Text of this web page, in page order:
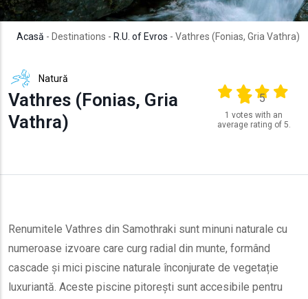
Acasă - Destinations - R.U. of Evros - Vathres (Fonias, Gria Vathra)
Natură
Vathres (Fonias, Gria
Vathra)
Output format
(star)(star)(star)
(star)
5
1 votes with an
average rating of 5.
Renumitele Vathres din Samothraki sunt minuni naturale cu
numeroase izvoare care curg radial din munte, formând
cascade și mici piscine naturale înconjurate de vegetație
luxuriantă. Aceste piscine pitorești sunt accesibile pentru